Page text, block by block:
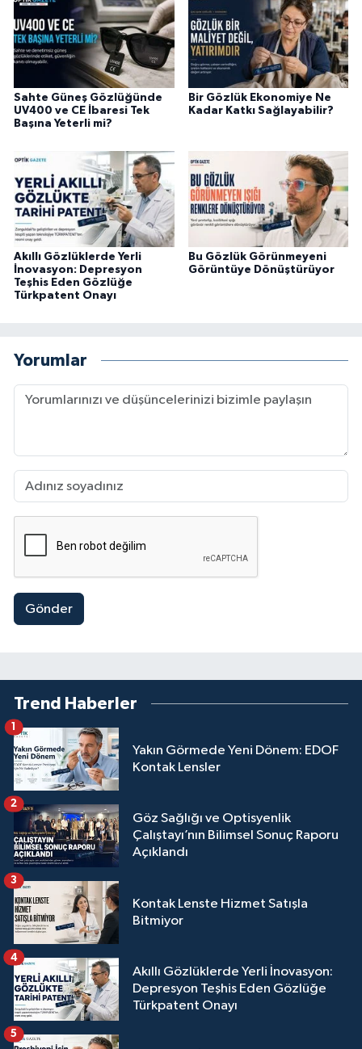
Sahte Güneş Gözlüğünde
UV400 ve CE İbaresi Tek
Başına Yeterli mi?
Bir Gözlük Ekonomiye Ne
Kadar Katkı Sağlayabilir?
Akıllı Gözlüklerde Yerli
İnovasyon: Depresyon
Teşhis Eden Gözlüğe
Türkpatent Onayı
Bu Gözlük Görünmeyeni
Görüntüye Dönüştürüyor
Yorumlar
Gönder
Trend Haberler
Yakın Görmede Yeni Dönem: EDOF
Kontak Lensler
1
Göz Sağlığı ve Optisyenlik
Çalıştayı’nın Bilimsel Sonuç Raporu
Açıklandı
2
Kontak Lenste Hizmet Satışla
Bitmiyor
3
Akıllı Gözlüklerde Yerli İnovasyon:
Depresyon Teşhis Eden Gözlüğe
Türkpatent Onayı
4
5